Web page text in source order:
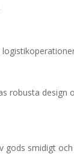
robusta design
gods smidigt och